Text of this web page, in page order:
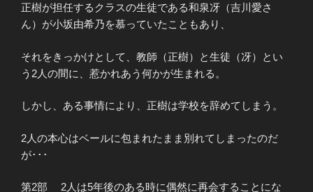
正樹が担任するクラスの生徒である和泉冴（吉川愛さ
ん）が小坂由希乃を慕っていたこともあり、
それをきっかけとして、教師（正樹）と生徒（冴）とい
う2人の間に、惹かれあう何かが生まれる。
しかし、ある事情により、正樹は学校を辞めてしまう。
2人の本心はベールに包まれたまま別れてしまったのだ
が･･･
第2部 2人は5年後のある時に偶然に再会することにな